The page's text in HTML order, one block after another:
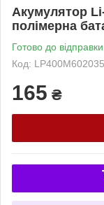
Акумулятор
полімерна
Готово до
Код:
165 ₴